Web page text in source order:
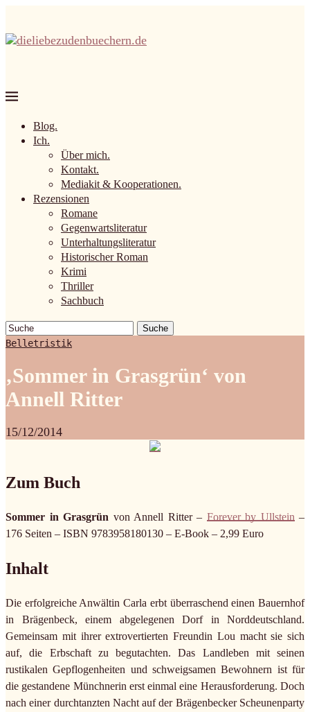
Blog.
Ich.
Über mich.
Kontakt.
Mediakit & Kooperationen.
Rezensionen
Romane
Gegenwartsliteratur
Unterhaltungsliteratur
Historischer Roman
Krimi
Thriller
Sachbuch
Suche
Belletristik
‚Sommer in Grasgrün‘ von
Annell Ritter
15/12/2014
Zum Buch
Sommer in Grasgrün von Annell Ritter – Forever by Ullstein –
176 Seiten – ISBN 9783958180130 – E-Book – 2,99 Euro
Inhalt
Die erfolgreiche Anwältin Carla erbt überraschend einen Bauernhof
in Brägenbeck, einem abgelegenen Dorf in Norddeutschland.
Gemeinsam mit ihrer extrovertierten Freundin Lou macht sie sich
auf, die Erbschaft zu begutachten. Das Landleben mit seinen
rustikalen Gepflogenheiten und schweigsamen Bewohnern ist für
die gestandene Münchnerin erst einmal eine Herausforderung. Doch
nach einer durchtanzten Nacht auf der Brägenbecker Scheunenparty